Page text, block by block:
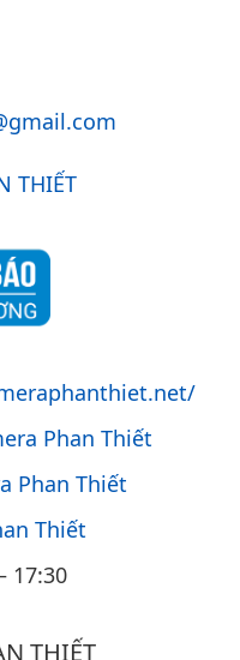
THIẾT
Phan Thiết
Phan Thiết
Thiết
17:30
THIẾT